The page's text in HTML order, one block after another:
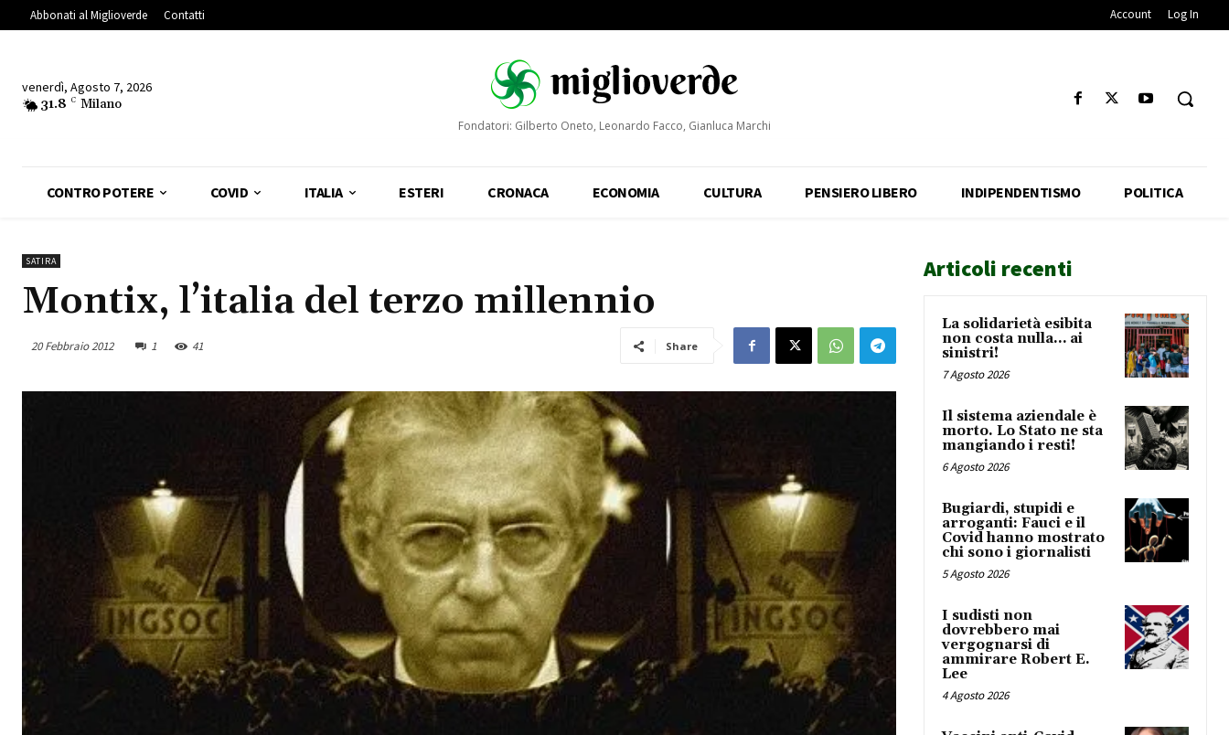
Abbonati al Miglioverde Contatti Account Log In
venerdì, Agosto 7, 2026
31.8 C Milano
Fondatori: Gilberto Oneto, Leonardo Facco, Gianluca Marchi
CONTRO POTERE COVID ITALIA ESTERI CRONACA ECONOMIA CULTURA PENSIERO LIBERO INDIPENDENTISMO POLITICA
SATIRA
Montix, l’italia del terzo millennio
20 Febbraio 2012 1 41 Share
Articoli recenti
La solidarietà esibita
non costa nulla… ai
sinistri!
7 Agosto 2026
Il sistema aziendale è
morto. Lo Stato ne sta
mangiando i resti!
6 Agosto 2026
Bugiardi, stupidi e
arroganti: Fauci e il
Covid hanno mostrato
chi sono i giornalisti
5 Agosto 2026
I sudisti non
dovrebbero mai
vergognarsi di
ammirare Robert E.
Lee
4 Agosto 2026